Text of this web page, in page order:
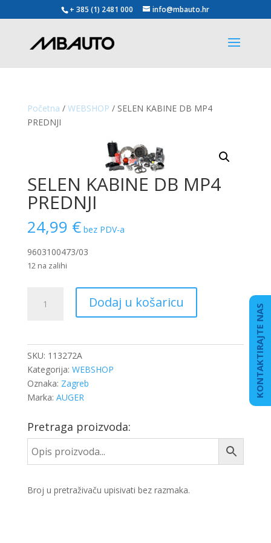
+ 385 (1) 2481 000 info@mbauto.hr
Početna / WEBSHOP / SELEN KABINE DB MP4
PREDNJI
SELEN KABINE DB MP4
PREDNJI
24,99 € bez PDV-a
9603100473/03
12 na zalihi
KABINE
Dodaj u košaricu
SKU: 113272A
Kategorija: WEBSHOP
Oznaka: Zagreb
Marka: AUGER
Pretraga proizvoda:
Broj u pretraživaču upisivati bez razmaka.
KONTAKTIRAJTE NAS